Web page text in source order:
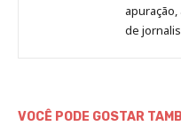
de
VOCÊ PODE GOSTAR